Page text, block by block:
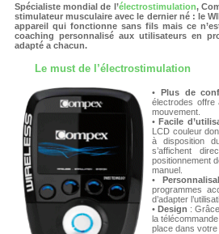
Spécialiste mondial de l’électrostimulation,
stimulateur musculaire avec le dernier né : le
appareil qui fonctionne sans fils mais ce
coaching personnalisé aux utilisateurs en
adapté a chacun.
Le must de l’électrostimulation
• Plus de
électrodes offre
mouvement.
•Facile
LCD couleur
à disposition
s’affichent
positionnement
manuel.
•
programmes
d’adapter
• Design :
la
place dans votre